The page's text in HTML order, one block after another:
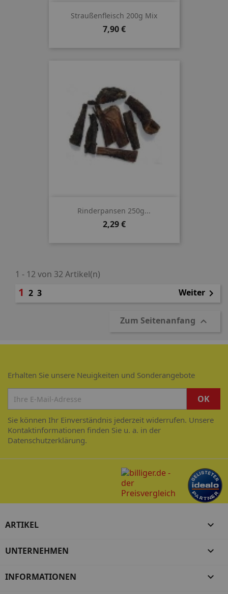
Straußenfleisch 200g Mix
Preis
7,90 €
Rinderpansen 250g...
Preis
2,29 €
1 - 12 von 32 Artikel(n)
1 2 3 Weiter 
Zum Seitenanfang 
Erhalten Sie unsere Neuigkeiten und Sonderangebote
Sie können Ihr Einverständnis jederzeit widerrufen. Unsere
Kontaktinformationen finden Sie u. a. in der
Datenschutzerklärung.
ARTIKEL 
UNTERNEHMEN 
INFORMATIONEN 